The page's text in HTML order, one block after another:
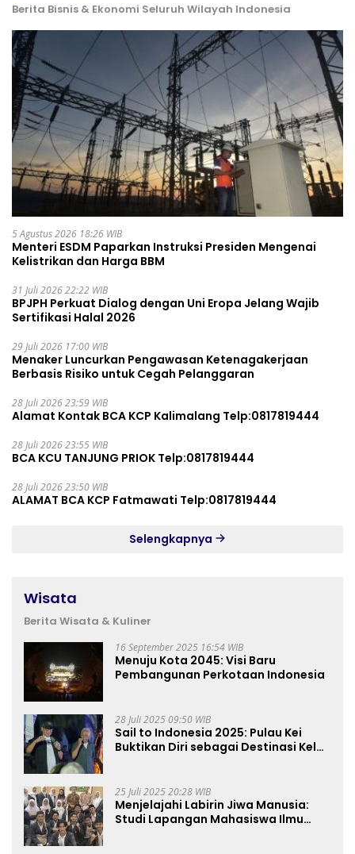
Berita Bisnis & Ekonomi Seluruh Wilayah Indonesia
5 Agustus 2026 18:26 WIB
Menteri ESDM Paparkan Instruksi Presiden Mengenai
Kelistrikan dan Harga BBM
31 Juli 2026 22:22 WIB
BPJPH Perkuat Dialog dengan Uni Eropa Jelang Wajib
Sertifikasi Halal 2026
29 Juli 2026 17:00 WIB
Menaker Luncurkan Pengawasan Ketenagakerjaan
Berbasis Risiko untuk Cegah Pelanggaran
28 Juli 2026 23:59 WIB
Alamat Kontak BCA KCP Kalimalang Telp:0817819444
28 Juli 2026 23:55 WIB
BCA KCU TANJUNG PRIOK Telp:0817819444
28 Juli 2026 23:50 WIB
ALAMAT BCA KCP Fatmawati Telp:0817819444
Selengkapnya
Wisata
Berita Wisata & Kuliner
16 September 2025 16:54 WIB
Menuju Kota 2045: Visi Baru
Pembangunan Perkotaan Indonesia
28 Juli 2025 09:50 WIB
Sail to Indonesia 2025: Pulau Kei
Buktikan Diri sebagai Destinasi Kelas
25 Juli 2025 20:28 WIB
Menjelajahi Labirin Jiwa Manusia:
Studi Lapangan Mahasiswa Ilmu